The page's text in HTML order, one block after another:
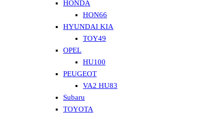
HONDA
HON66
HYUNDAI KIA
TOY49
OPEL
HU100
PEUGEOT
VA2 HU83
Subaru
TOYOTA